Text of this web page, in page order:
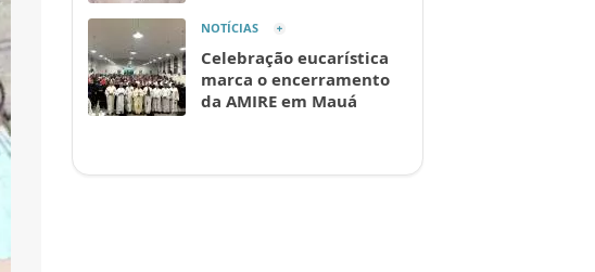
NOTÍCIAS
Celebração eucarística
marca o encerramento
da AMIRE em Mauá